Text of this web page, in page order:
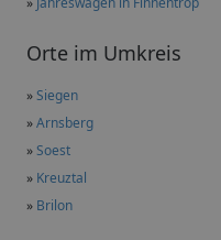
Orte im Umkreis
»Siegen
»Arnsberg
»Soest
» Kreuztal
» Brilon